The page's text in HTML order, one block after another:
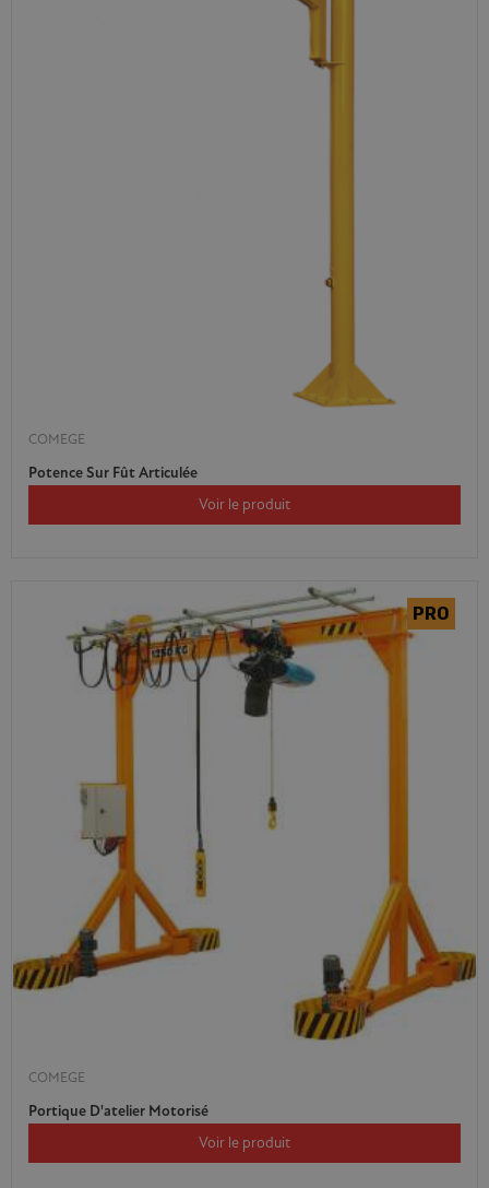
COMEGE
Potence Sur Fût Articulée
Voir le produit
COMEGE
Portique D'atelier Motorisé
Voir le produit